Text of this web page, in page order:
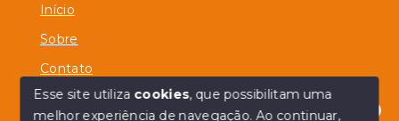
Início
Sobre
Contato
Esse site utiliza cookies, que possibilitam uma
melhor experiência de navegação.Ao continuar,